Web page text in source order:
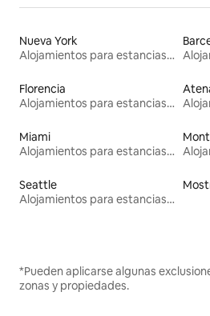
Nueva York
Alojamientos para estancias largas
Florencia
Alojamientos para estancias largas
Miami
Alojamientos para estancias largas
Seattle
Alojamientos para estancias largas
*Pueden aplicarse algunas
zonas y propiedades.